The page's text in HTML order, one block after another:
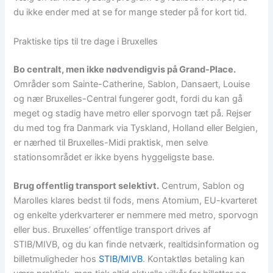
du ikke ender med at se for mange steder på for kort tid.
Praktiske tips til tre dage i Bruxelles
Bo centralt, men ikke nødvendigvis på Grand-Place.
Områder som Sainte-Catherine, Sablon, Dansaert, Louise
og nær Bruxelles-Central fungerer godt, fordi du kan gå
meget og stadig have metro eller sporvogn tæt på. Rejser
du med tog fra Danmark via Tyskland, Holland eller Belgien,
er nærhed til Bruxelles-Midi praktisk, men selve
stationsområdet er ikke byens hyggeligste base.
Brug offentlig transport selektivt. Centrum, Sablon og
Marolles klares bedst til fods, mens Atomium, EU-kvarteret
og enkelte yderkvarterer er nemmere med metro, sporvogn
eller bus. Bruxelles’ offentlige transport drives af
STIB/MIVB, og du kan finde netværk, realtidsinformation og
billetmuligheder hos STIB/MIVB. Kontaktløs betaling kan